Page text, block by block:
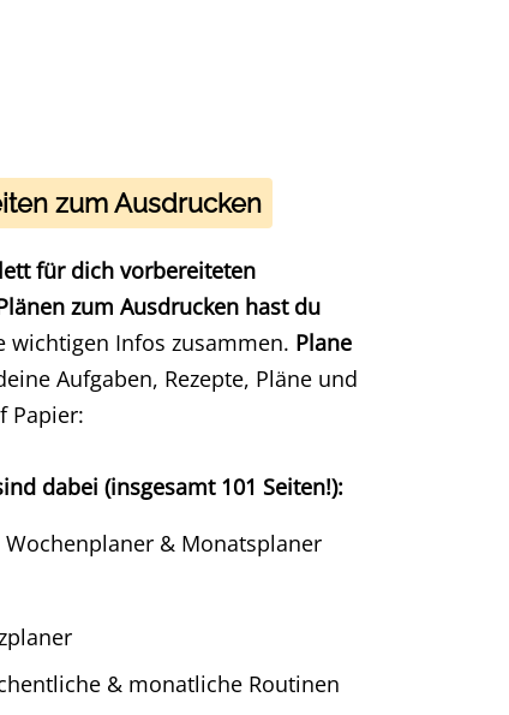
zum Ausdrucken
für dich vorbereiteten
zum Ausdrucken hast du
wichtigen Infos zusammen. Plane
Aufgaben, Rezepte, Pläne und
Papier:
dabei (insgesamt 101 Seiten!):
Wochenplaner & Monatsplaner
& monatliche Routinen